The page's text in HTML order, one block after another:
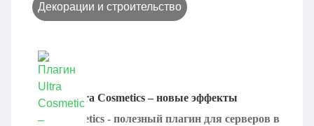
Декорации и строительство
Плагин Ultra Cosmetics – новые эффекты
Ultra Cosmetics - полезный плагин для серверов в